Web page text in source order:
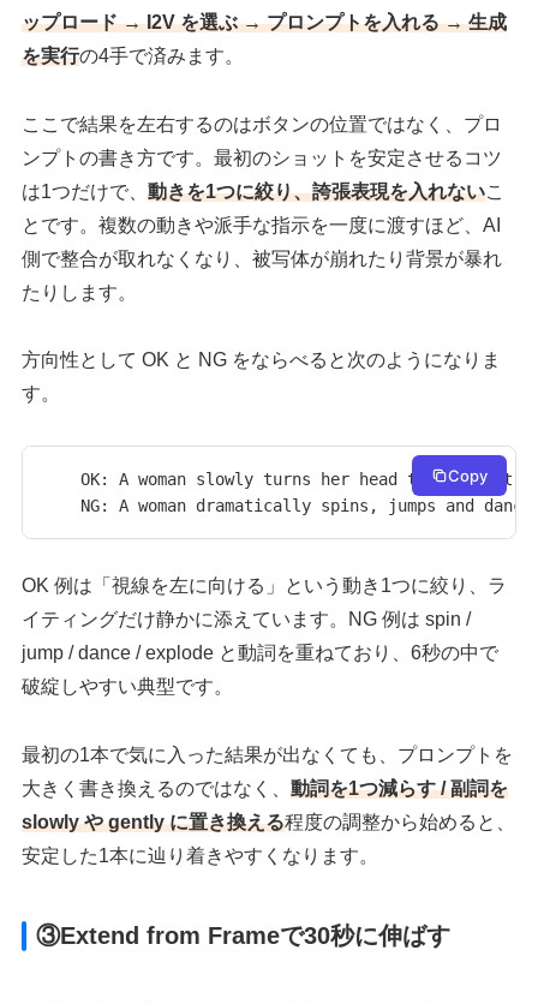
ップロード → I2V を選ぶ → プロンプトを入れる → 生成
を実行の4手で済みます。
ここで結果を左右するのはボタンの位置ではなく、プロ
ンプトの書き方です。最初のショットを安定させるコツ
は1つだけで、動きを1つに絞り、誇張表現を入れないこ
とです。複数の動きや派手な指示を一度に渡すほど、AI
側で整合が取れなくなり、被写体が崩れたり背景が暴れ
たりします。
方向性として OK と NG をならべると次のようになりま
す。
OK: A woman slowly turns her head to the
NG: A woman dramatically spins, jumps and
Copy
OK 例は「視線を左に向ける」という動き1つに絞り、ラ
イティングだけ静かに添えています。NG 例は spin /
jump / dance / explode と動詞を重ねており、6秒の中で
破綻しやすい典型です。
最初の1本で気に入った結果が出なくても、プロンプトを
大きく書き換えるのではなく、動詞を1つ減らす / 副詞を
slowly や gently に置き換える程度の調整から始めると、
安定した1本に辿り着きやすくなります。
③Extend from Frameで30秒に伸ばす